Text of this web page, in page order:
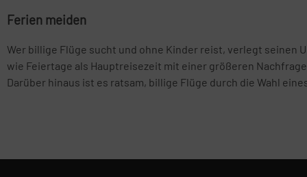
Ferien meiden
Wer billige Flüge sucht und ohne Kinder reist, verlegt seinen
wie Feiertage als Hauptreisezeit mit einer größeren
Darüber hinaus ist es ratsam, billige Flüge durch die Wahl